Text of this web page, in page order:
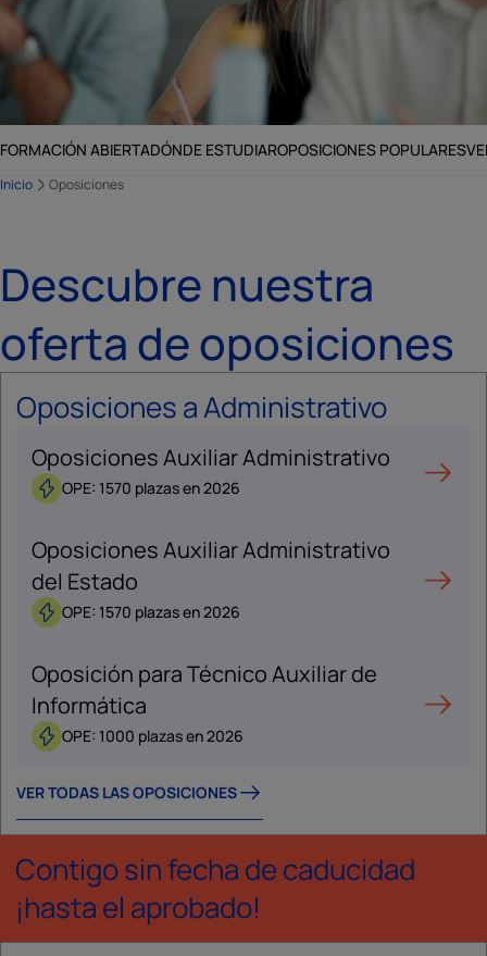
FORMACIÓN ABIERTADÓNDE ESTUDIAROPOSICIONES POPULARES
Inicio Oposiciones
Descubre nuestra
oferta de oposiciones
Oposiciones a Administrativo
Oposiciones Auxiliar Administrativo
OPE: 1570 plazas en 2026
Oposiciones Auxiliar Administrativo
del Estado
OPE: 1570 plazas en 2026
Oposición para Técnico Auxiliar de
Informática
OPE: 1000 plazas en 2026
VER TODAS LAS OPOSICIONES
Contigo sin fecha de caducidad
¡hasta el aprobado!